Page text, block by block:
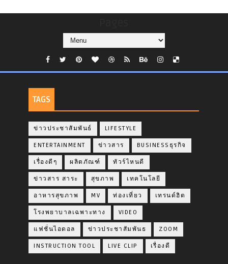
TAGS
ข่าวประชาสัมพันธ์ LIFESTYLE
ENTERTAINMENT ข่าวสาร BUSINESSธุรกิจ
เรื่องดีๆ ผลิตภัณฑ์ ทัวร์ไหนดี
ข่าวสาร สาระ สุขภาพ เทคโนโลยี
อาหารสุขภาพ MV ท่องเที่ยว เทรนด์ฮิต
โรงพยาบาลเฉพาะทาง VIDEO
แฟชั่นไอดอล ข่าวประชาสัมพันธ ZOOM
INSTRUCTION TOOL LIVE CLIP เรื่องดี